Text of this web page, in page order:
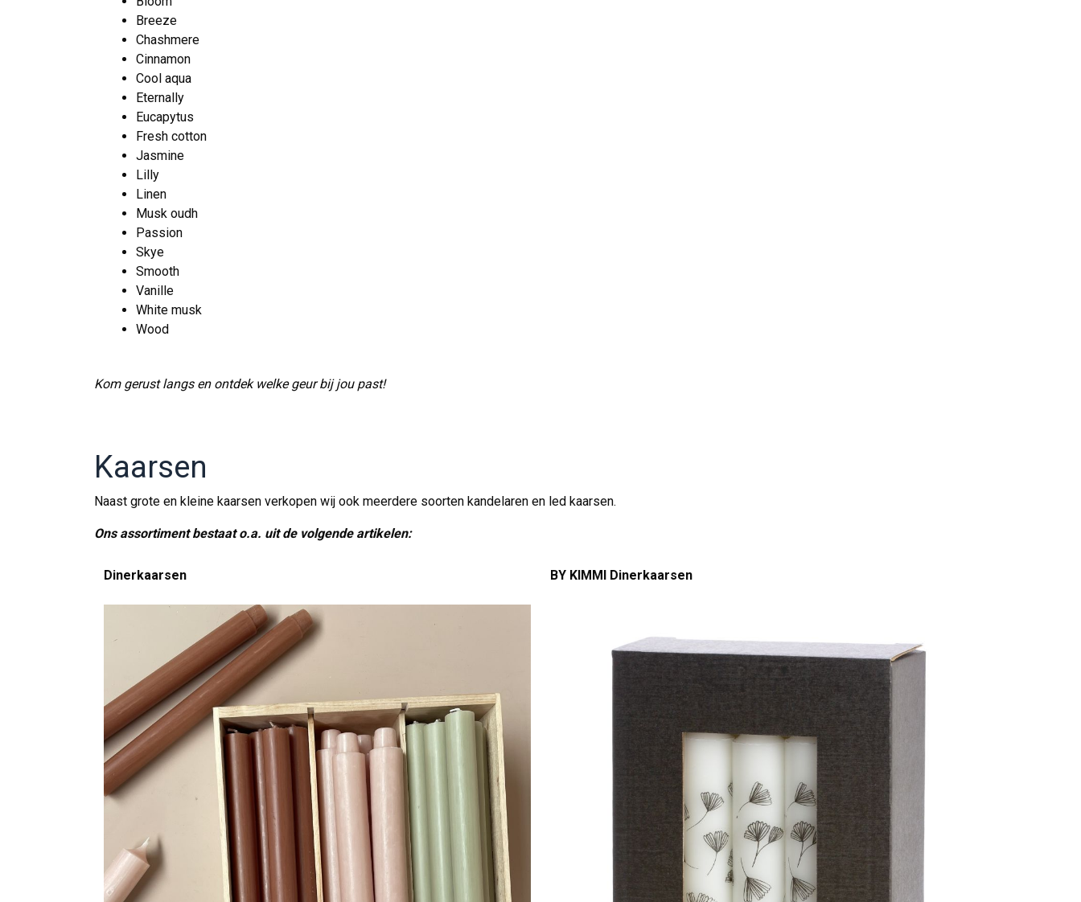
Breeze
Chashmere
Cinnamon
Cool aqua
Eternally
Eucapytus
Fresh cotton
Jasmine
Lilly
Linen
Musk oudh
Passion
Skye
Smooth
Vanille
White musk
Wood
Kom gerust langs en ontdek welke geur bij jou past!
Kaarsen
Naast grote en kleine kaarsen verkopen wij ook meerdere soorten kandelaren en led kaarsen.
Ons assortiment bestaat o.a. uit de volgende artikelen:
Dinerkaarsen BY KIMMI Dinerkaarsen